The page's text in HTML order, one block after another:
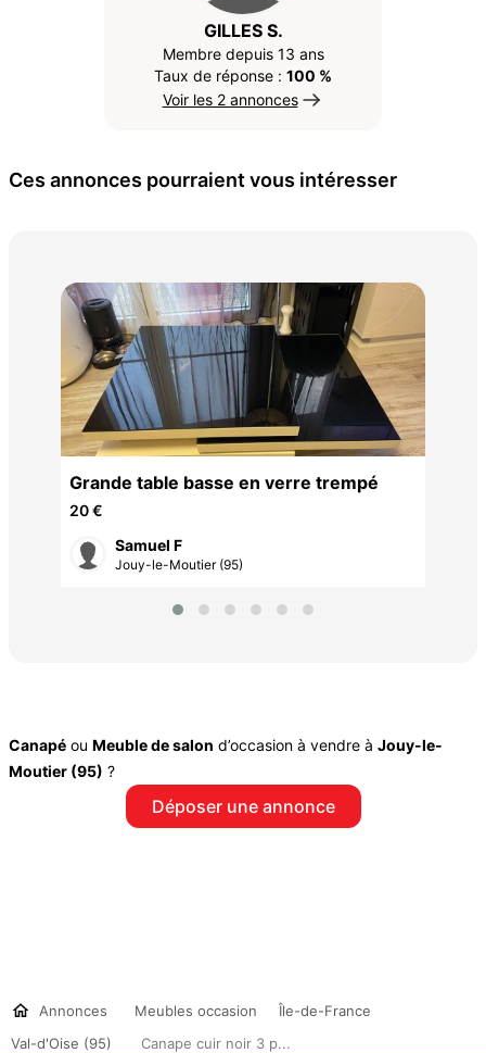
GILLES S.
Membre depuis 13 ans
Taux de réponse : 100 %
Voir les 2 annonces
Ces annonces pourraient vous intéresser
Grande table basse en verre trempé
20 €
Samuel F
Jouy-le-Moutier (95)
Canapé ou Meuble de salon d’occasion à vendre à Jouy-le-
Moutier (95) ?
Déposer une annonce
Annonces Meubles occasion
Île-de-France
Val-d'Oise (95)
Canape cuir noir 3 p...